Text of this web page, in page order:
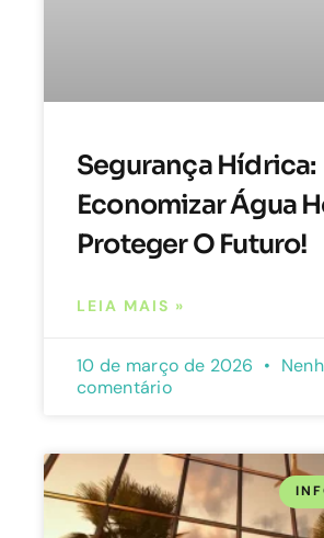
Segurança Hídrica:
Economizar Água
Proteger O Futuro!
LEIA MAIS »
10 de março de 2026
comentário